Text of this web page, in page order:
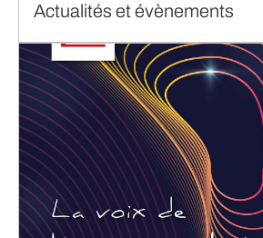
Actualités et évènements